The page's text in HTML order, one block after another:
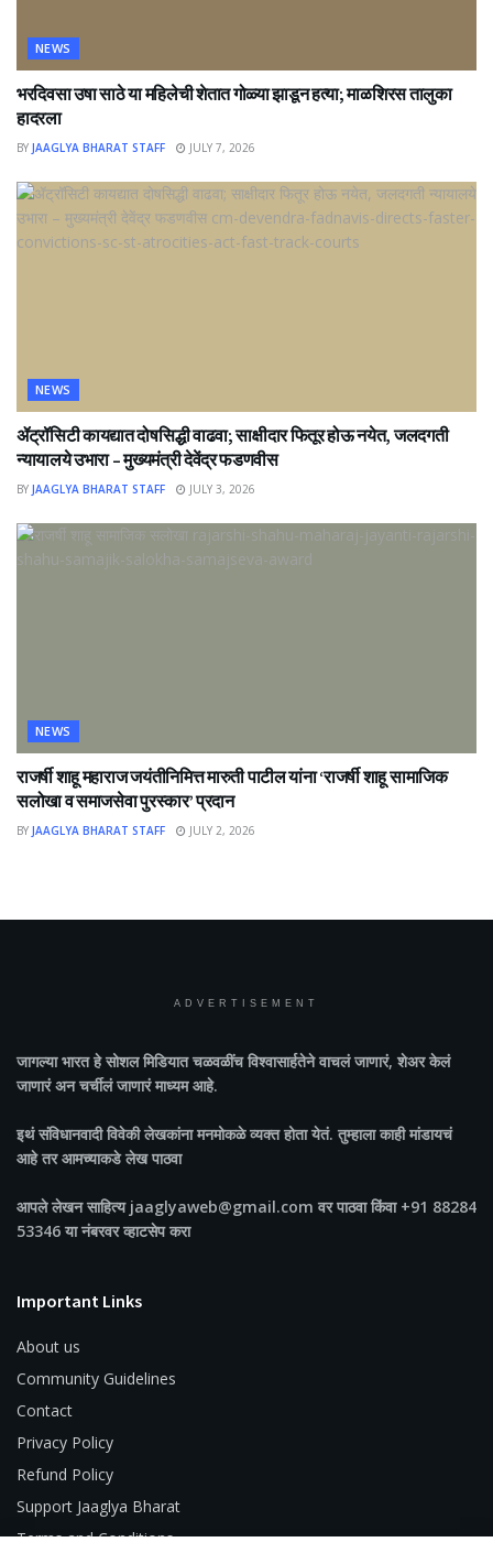
NEWS
भरदिवसा उषा साठे या महिलेची शेतात गोळ्या झाडून हत्या; माळशिरस तालुका
हादरला
BY JAAGLYA BHARAT STAFF JULY 7, 2026
NEWS
ॲट्रॉसिटी कायद्यात दोषसिद्धी वाढवा; साक्षीदार फितूर होऊ नयेत, जलदगती
न्यायालये उभारा – मुख्यमंत्री देवेंद्र फडणवीस
BY JAAGLYA BHARAT STAFF JULY 3, 2026
NEWS
राजर्षी शाहू महाराज जयंतीनिमित्त मारुती पाटील यांना ‘राजर्षी शाहू सामाजिक
सलोखा व समाजसेवा पुरस्कार’ प्रदान
BY JAAGLYA BHARAT STAFF JULY 2, 2026
ADVERTISEMENT
जागल्या भारतहे सोशल मिडियात चळवळींच विश्वासार्हतेने वाचलं जाणारं, शेअर केलं
जाणारं अन चर्चीलं जाणारं माध्यम आहे.
इथं संविधानवादी विवेकी लेखकांना मनमोकळे व्यक्त होता येतं. तुम्हाला काही मांडायचं
आहे तर आमच्याकडे लेख पाठवा
आपले लेखन साहित्य jaaglyaweb@gmail.com वर पाठवा किंवा +91 88284
53346 या नंबरवर व्हाटसेप करा
Important Links
About us
Community Guidelines
Contact
Privacy Policy
Refund Policy
Support Jaaglya Bharat
Terms and Conditions